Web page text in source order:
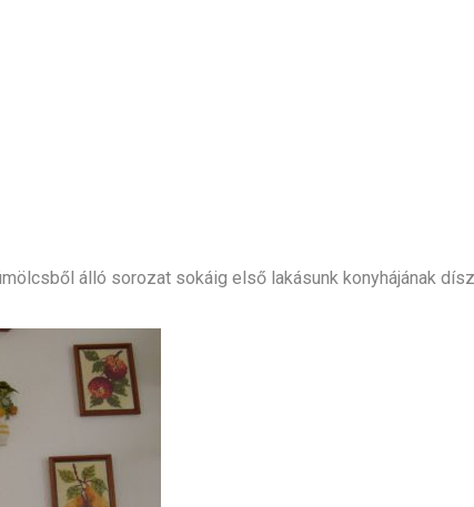
álló sorozat sokáig első lakásunk konyhájának